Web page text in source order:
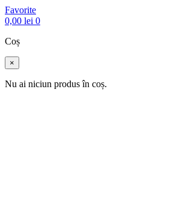
Favorite
0,00 lei 0
Coș
×
Nu ai niciun produs în coș.